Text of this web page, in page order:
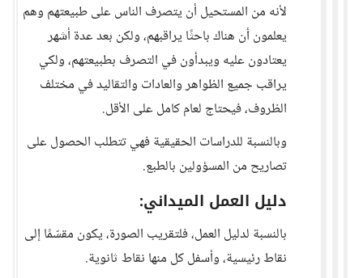
لأنه من المستحيل أن يتصرف الناس على طبيعتهم وهم
يعلمون أن هناك باحثًا يراقبهم، ولكن بعد عدة أشهر
يعتادون عليه ويبدأون في التصرف بطبيعتهم، ولكي
يراقب جميع الظواهر والعادات والتقاليد في مختلف
الظروف، فيحتاج لعام كامل على الأقل.
وبالنسبة للدراسات الحقيقية فهي تتطلب الحصول على
تصاريح من المسؤولين بالطبع.
دليل العمل الميداني:
بالنسبة لدليل العمل، فلتقريب الصورة، يكون مقسّمًا إلى
نقاط رئيسية، وأسفل كل منها نقاط ثانوية.